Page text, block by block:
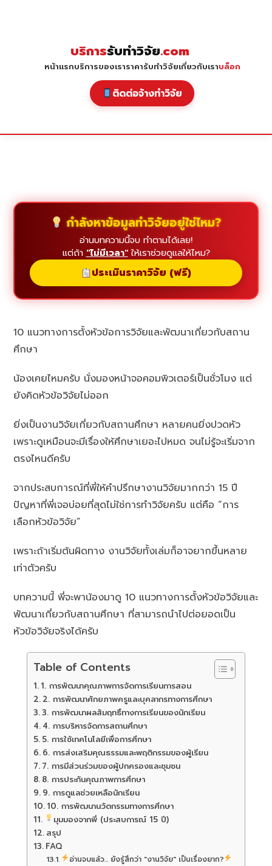
บริการรับทำวิจัย.com
หน้าแรกบริการของเราราคารับทำวิจัยเกี่ยวกับเราบล็อก
ติดต่อจ้างทำวิจัย
กำลังหาข้อมูลทำวิจัยอยู่ใช่ไหม?
อ่านบทความนี้จบ ทำตามได้เลย!
แต่ถ้า "ไม่มีเวลา"ให้เราช่วยดูแลให้ไหม?
ประเมินราคาวิจัย (ฟรี)
10 แนวทางการตั้งหัวข้อการวิจัยและพัฒนาเกี่ยวกับสถาน
ศึกษา
น้องเคยไหมครับ นั่งมองหน้าจอคอมพิวเตอร์เป็นชั่วโมง แต่
ยังคิดหัวข้อวิจัยไม่ออก
ยิ่งเป็นงานวิจัยเกี่ยวกับสถานศึกษา หลายคนยิ่งปวดหัว
เพราะดูเหมือนจะมีเรื่องให้ศึกษาเยอะไปหมด จนไม่รู้จะเริ่มจาก
ตรงไหนดีครับ
จากประสบการณ์ที่พี่ให้คำปรึกษางานวิจัยมากกว่า 15 ปี
ปัญหาที่พี่เจอบ่อยที่สุดไม่ใช่การทำวิจัยครับ แต่คือ “การ
เลือกหัวข้อวิจัย”
เพราะถ้าเริ่มต้นผิดทาง งานวิจัยทั้งเล่มก็อาจยากขึ้นหลาย
เท่าตัวครับ
บทความนี้ พี่จะพาน้องมาดู 10 แนวทางการตั้งหัวข้อวิจัยและ
พัฒนาเกี่ยวกับสถานศึกษา ที่สามารถนำไปต่อยอดเป็น
หัวข้อวิจัยจริงได้ครับ
Table of Contents
1. การพัฒนาคุณภาพการจัดการเรียนการสอน
2. การพัฒนาศักยภาพครูและบุคลากรทางการศึกษา
3. การพัฒนาผลสัมฤทธิ์ทางการเรียนของนักเรียน
4. การบริหารจัดการสถานศึกษา
5. การใช้เทคโนโลยีเพื่อการศึกษา
6. การส่งเสริมคุณธรรมและพฤติกรรมของผู้เรียน
7. การมีส่วนร่วมของผู้ปกครองและชุมชน
8. การประกันคุณภาพการศึกษา
9. การดูแลช่วยเหลือนักเรียน
10. การพัฒนานวัตกรรมทางการศึกษา
มุมมองจากพี่ (ประสบการณ์ 15 ปี)
สรุป
FAQ
อ่านจบแล้ว... ยังรู้สึกว่า "งานวิจัย" เป็นเรื่องยาก?